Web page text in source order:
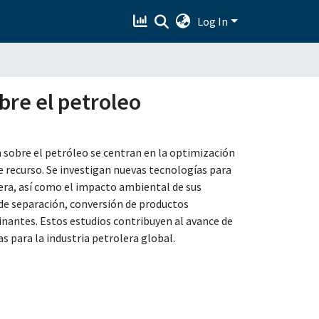
Log In
el petroleo
sobre el petróleo se centran en la optimización
Se investigan nuevas tecnologías para
así como el impacto ambiental de sus
separación, conversión de productos
Estos estudios contribuyen al avance de
para la industria petrolera global.